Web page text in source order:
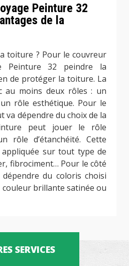
Peinture 32
de la
toiture ? Pour le couvreur
Peinture 32 peindre la
de protéger la toiture. La
au moins deux rôles : un
rôle esthétique. Pour le
dépendre du choix de la
peut jouer le rôle
rôle d’étanchéité. Cette
sur tout type de
fibrociment… Pour le côté
du coloris choisi
brillante satinée ou
SERVICES